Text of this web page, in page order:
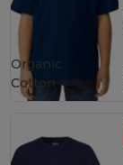
Organic
Cotton